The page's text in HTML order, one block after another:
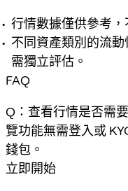
行情數據僅供參考，
不同資產類別的流
需獨立評估。
FAQ
Q：查看行情是否需
覽功能無需登入或
錢包。
立即開始